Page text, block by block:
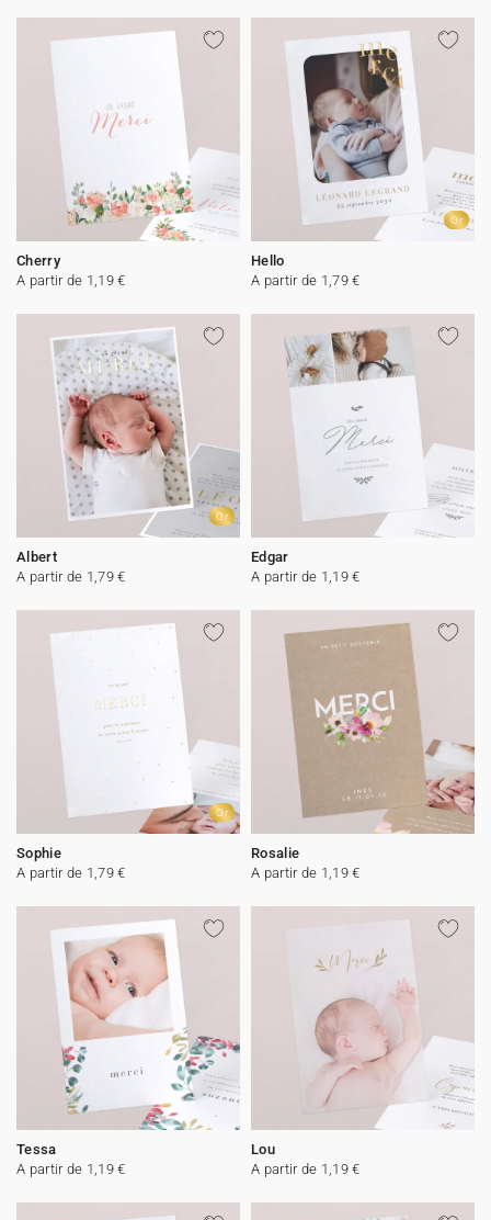
Cherry
A partir de 1,19 €
Or
Hello
A partir de 1,79 €
Or
Albert
A partir de 1,79 €
Edgar
A partir de 1,19 €
Or
Sophie
A partir de 1,79 €
Rosalie
A partir de 1,19 €
Tessa
A partir de 1,19 €
Lou
A partir de 1,19 €